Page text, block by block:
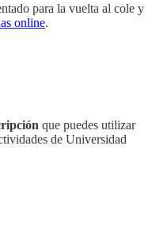
para la vuelta al cole y
online.
que puedes utilizar
de Universidad